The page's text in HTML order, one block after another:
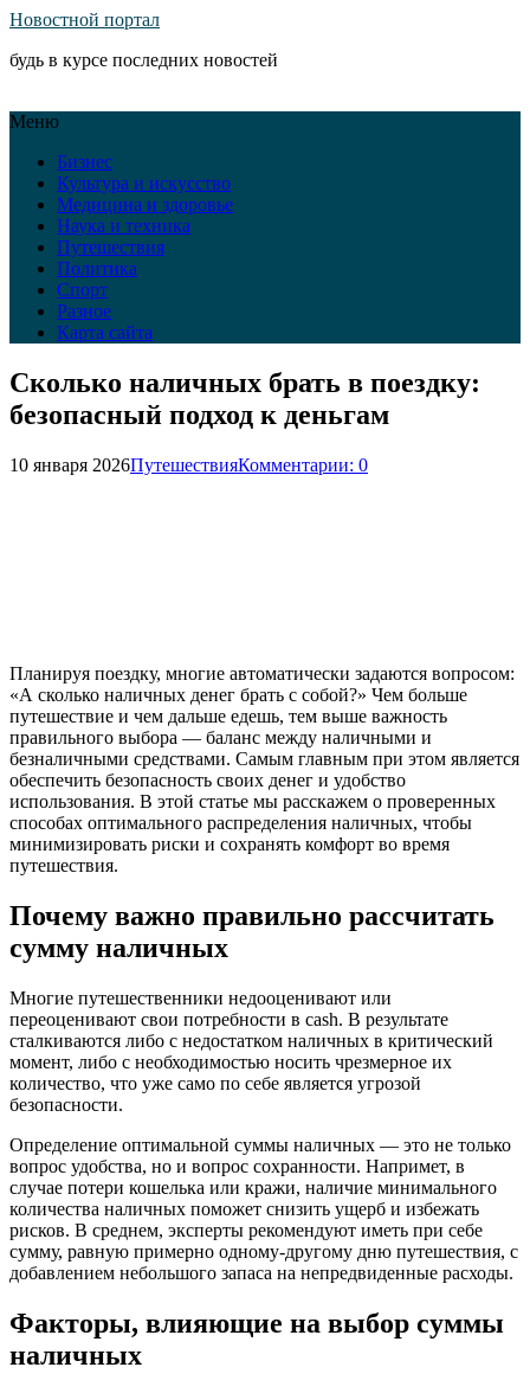
Новостной портал
будь в курсе последних новостей
Меню
Бизнес
Культура и искусство
Медицина и здоровье
Наука и техника
Путешествия
Политика
Спорт
Разное
Карта сайта
Сколько наличных брать в поездку:
безопасный подход к деньгам
10 января 2026ПутешествияКомментарии: 0
Планируя поездку, многие автоматически задаются вопросом:
«А сколько наличных денег брать с собой?» Чем больше
путешествие и чем дальше едешь, тем выше важность
правильного выбора — баланс между наличными и
безналичными средствами. Самым главным при этом является
обеспечить безопасность своих денег и удобство
использования. В этой статье мы расскажем о проверенных
способах оптимального распределения наличных, чтобы
минимизировать риски и сохранять комфорт во время
путешествия.
Почему важно правильно рассчитать
сумму наличных
Многие путешественники недооценивают или
переоценивают свои потребности в cash. В результате
сталкиваются либо с недостатком наличных в критический
момент, либо с необходимостью носить чрезмерное их
количество, что уже само по себе является угрозой
безопасности.
Определение оптимальной суммы наличных — это не только
вопрос удобства, но и вопрос сохранности. Напримет, в
случае потери кошелька или кражи, наличие минимального
количества наличных поможет снизить ущерб и избежать
рисков. В среднем, эксперты рекомендуют иметь при себе
сумму, равную примерно одному-другому дню путешествия, с
добавлением небольшого запаса на непредвиденные расходы.
Факторы, влияющие на выбор суммы
наличных